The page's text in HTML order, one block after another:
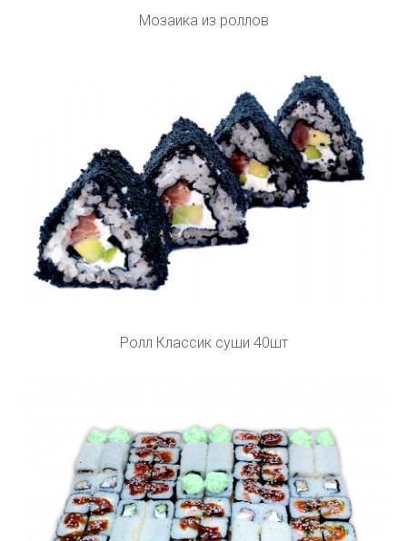
Мозаика из роллов
Ролл Классик суши 40шт